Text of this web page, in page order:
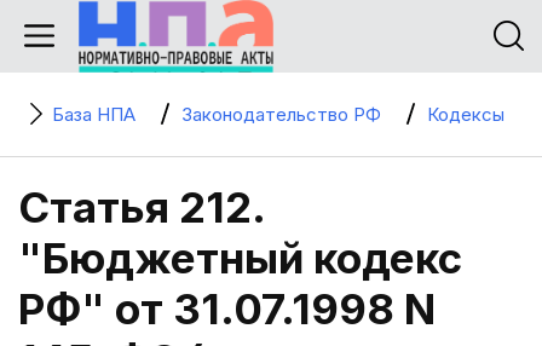
База НПА Законодательство РФ Кодексы
Статья 212.
"Бюджетный кодекс
РФ" от 31.07.1998 N